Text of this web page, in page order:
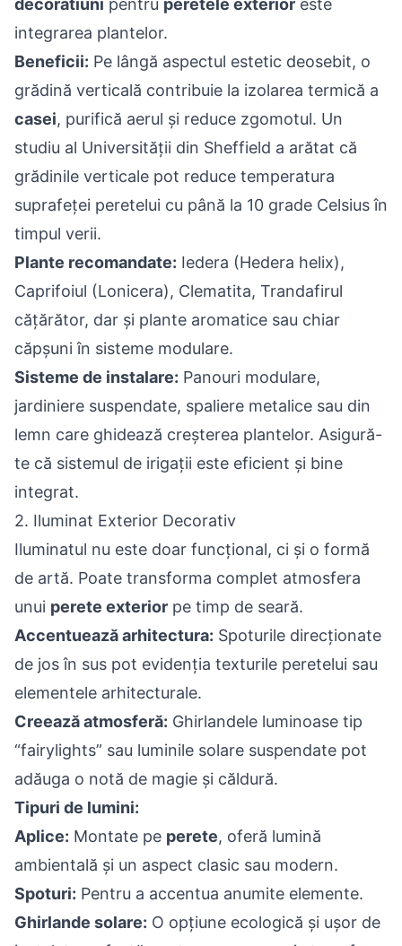
decoratiuni pentru peretele exterior este
integrarea plantelor.
Beneficii: Pe lângă aspectul estetic deosebit, o
grădină verticală contribuie la izolarea termică a
casei, purifică aerul și reduce zgomotul. Un
studiu al Universității din Sheffield a arătat că
grădinile verticale pot reduce temperatura
suprafeței peretelui cu până la 10 grade Celsius în
timpul verii.
Plante recomandate: Iedera (Hedera helix),
Caprifoiul (Lonicera), Clematita, Trandafirul
cățărător, dar și plante aromatice sau chiar
căpșuni în sisteme modulare.
Sisteme de instalare: Panouri modulare,
jardiniere suspendate, spaliere metalice sau din
lemn care ghidează creșterea plantelor. Asigură-
te că sistemul de irigații este eficient și bine
integrat.
2. Iluminat Exterior Decorativ
Iluminatul nu este doar funcțional, ci și o formă
de artă. Poate transforma complet atmosfera
unui perete exterior pe timp de seară.
Accentuează arhitectura: Spoturile direcționate
de jos în sus pot evidenția texturile peretelui sau
elementele arhitecturale.
Creează atmosferă: Ghirlandele luminoase tip
“fairylights” sau luminile solare suspendate pot
adăuga o notă de magie și căldură.
Tipuri de lumini:
Aplice: Montate pe perete, oferă lumină
ambientală și un aspect clasic sau modern.
Spoturi: Pentru a accentua anumite elemente.
Ghirlande solare: O opțiune ecologică și ușor de